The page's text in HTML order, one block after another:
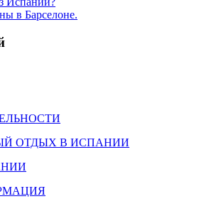
в Барселоне.
ОТДЫХ В ИСПАНИИ